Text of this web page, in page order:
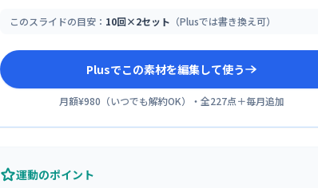
このスライドの目安： 10回×2セット （Plusでは書き換え可）
Plusでこの素材を編集して使う
月額¥980 （いつでも解約OK）・全227点＋毎月追加
運動のポイント